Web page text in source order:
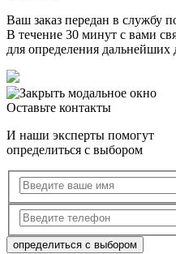
Ваш заказ передан в службу
В течение 30 минут с вами
для определения дальнейших
Оставьте контакты
И наши эксперты помогут
определиться с выбором